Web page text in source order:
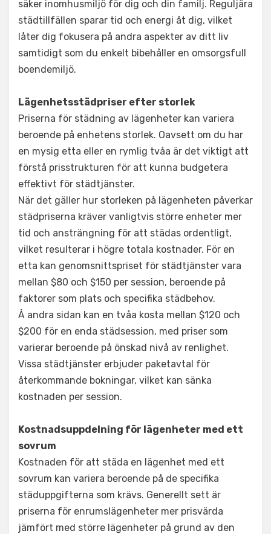
säker inomhusmiljö för dig och din familj. Reguljära
städtillfällen sparar tid och energi åt dig, vilket
låter dig fokusera på andra aspekter av ditt liv
samtidigt som du enkelt bibehåller en omsorgsfull
boendemiljö.
Lägenhetsstädpriser efter storlek
Priserna för städning av lägenheter kan variera
beroende på enhetens storlek. Oavsett om du har
en mysig etta eller en rymlig tvåa är det viktigt att
förstå prisstrukturen för att kunna budgetera
effektivt för städtjänster.
När det gäller hur storleken på lägenheten påverkar
städpriserna kräver vanligtvis större enheter mer
tid och ansträngning för att städas ordentligt,
vilket resulterar i högre totala kostnader. För en
etta kan genomsnittspriset för städtjänster vara
mellan $80 och $150 per session, beroende på
faktorer som plats och specifika städbehov.
Å andra sidan kan en tvåa kosta mellan $120 och
$200 för en enda städsession, med priser som
varierar beroende på önskad nivå av renlighet.
Vissa städtjänster erbjuder paketavtal för
återkommande bokningar, vilket kan sänka
kostnaden per session.
Kostnadsuppdelning för lägenheter med ett
sovrum
Kostnaden för att städa en lägenhet med ett
sovrum kan variera beroende på de specifika
städuppgifterna som krävs. Generellt sett är
priserna för enrumslägenheter mer prisvärda
jämfört med större lägenheter på grund av den